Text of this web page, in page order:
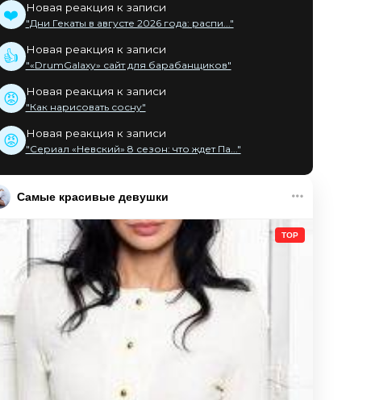
❤️ Новая реакция к записи
"Дни Гекаты в августе 2026 года: распи..."
👍 Новая реакция к записи
"«DrumGalaxy» сайт для барабанщиков"
😡 Новая реакция к записи
"Как нарисовать сосну"
😡 Новая реакция к записи
"Сериал «Невский» 8 сезон: что ждет Па..."
Самые красивые девушки
TOP